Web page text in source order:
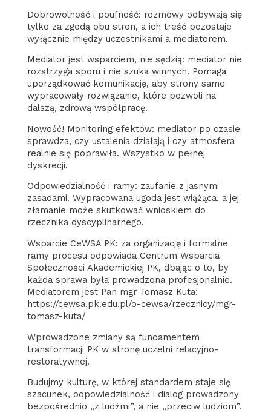
Dobrowolność i poufność: rozmowy odbywają się
tylko za zgodą obu stron, a ich treść pozostaje
wyłącznie między uczestnikami a mediatorem.
Mediator jest wsparciem, nie sędzią: mediator nie
rozstrzyga sporu i nie szuka winnych. Pomaga
uporządkować komunikację, aby strony same
wypracowały rozwiązanie, które pozwoli na
dalszą, zdrową współpracę.
Nowość! Monitoring efektów: mediator po czasie
sprawdza, czy ustalenia działają i czy atmosfera
realnie się poprawiła. Wszystko w pełnej
dyskrecji.
Odpowiedzialność i ramy: zaufanie z jasnymi
zasadami. Wypracowana ugoda jest wiążąca, a jej
złamanie może skutkować wnioskiem do
rzecznika dyscyplinarnego.
Wsparcie CeWSA PK: za organizację i formalne
ramy procesu odpowiada Centrum Wsparcia
Społeczności Akademickiej PK, dbając o to, by
każda sprawa była prowadzona profesjonalnie.
Mediatorem jest Pan mgr Tomasz Kuta:
https://cewsa.pk.edu.pl/o-cewsa/rzecznicy/mgr-
tomasz-kuta/
Wprowadzone zmiany są fundamentem
transformacji PK w stronę uczelni relacyjno-
restoratywnej.
Budujmy kulturę, w której standardem staje się
szacunek, odpowiedzialność i dialog prowadzony
bezpośrednio „z ludźmi”, a nie „przeciw ludziom”.